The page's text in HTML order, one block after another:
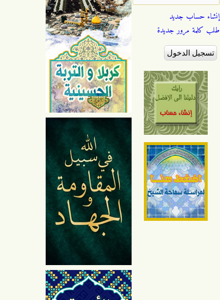
إنشاء حساب جديد
طلب كلمة مرور جديدة